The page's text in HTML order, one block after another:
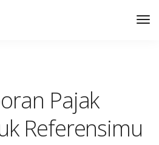
Pajak
Referensimu